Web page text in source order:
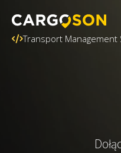
Transport Management